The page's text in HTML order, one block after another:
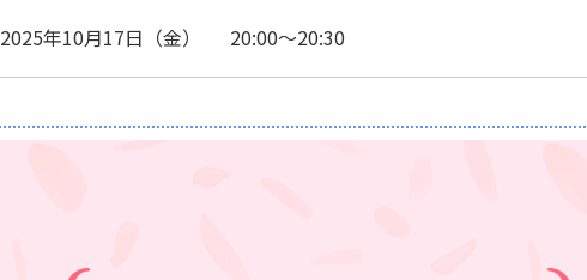
2025年10月17日（金） 20:00～20:30